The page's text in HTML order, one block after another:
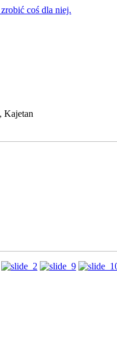
coś dla niej.
Kajetan